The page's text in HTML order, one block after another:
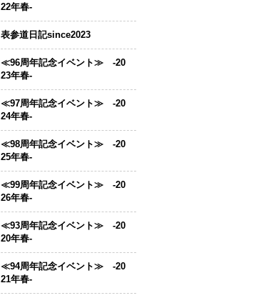
22年春-
表参道日記since2023
≪96周年記念イベント≫ -20
23年春-
≪97周年記念イベント≫ -20
24年春-
≪98周年記念イベント≫ -20
25年春-
≪99周年記念イベント≫ -20
26年春-
≪93周年記念イベント≫ -20
20年春-
≪94周年記念イベント≫ -20
21年春-